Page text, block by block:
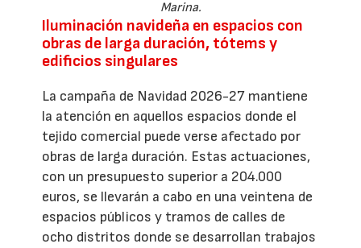
Marina.
Iluminación navideña en espacios con
obras de larga duración, tótems y
edificios singulares
La campaña de Navidad 2026-27 mantiene
la atención en aquellos espacios donde el
tejido comercial puede verse afectado por
obras de larga duración. Estas actuaciones,
con un presupuesto superior a 204.000
euros, se llevarán a cabo en una veintena de
espacios públicos y tramos de calles de
ocho distritos donde se desarrollan trabajos